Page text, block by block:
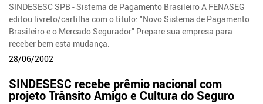
SINDESESC SPB - Sistema de Pagamento Brasileiro A FENASEG
editou livreto/cartilha com o título: "Novo Sistema de Pagamento
Brasileiro e o Mercado Segurador" Prepare sua empresa para
receber bem esta mudança.
28/06/2002
SINDESESC recebe prêmio nacional com
projeto Trânsito Amigo e Cultura do Seguro